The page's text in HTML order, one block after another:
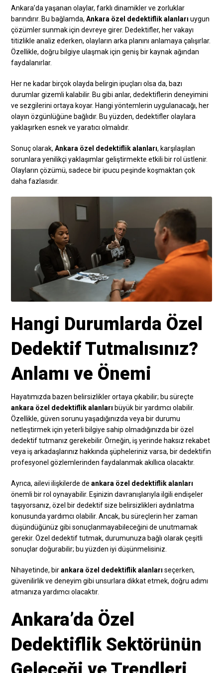
Ankara’da yaşanan olaylar, farklı dinamikler ve zorluklar
barındırır. Bu bağlamda,Ankara özel dedektiflik alanları uygun
çözümler sunmak için devreye girer. Dedektifler, her vakayı
titizlikle analiz ederken, olayların arka planını anlamaya çalışırlar.
Özellikle, doğru bilgiye ulaşmak için geniş bir kaynak ağından
faydalanırlar.
Her ne kadar birçok olayda belirgin ipuçları olsa da, bazı
durumlar gizemli kalabilir. Bu gibi anlar, dedektiflerin deneyimini
ve sezgilerini ortaya koyar. Hangi yöntemlerin uygulanacağı, her
olayın özgünlüğüne bağlıdır. Bu yüzden, dedektifler olaylara
yaklaşırken esnek ve yaratıcı olmalıdır.
Sonuç olarak,Ankara özel dedektiflik alanları, karşılaşılan
sorunlara yenilikçi yaklaşımlar geliştirmekte etkili bir rol üstlenir.
Olayların çözümü, sadece bir ipucu peşinde koşmaktan çok
daha fazlasıdır.
Hangi Durumlarda Özel
Dedektif Tutmalısınız?
Anlamı ve Önemi
Hayatımızda bazen belirsizlikler ortaya çıkabilir; bu süreçte
ankara özel dedektiflik alanları büyük bir yardımcı olabilir.
Özellikle, güven sorunu yaşadığınızda veya bir durumu
netleştirmek için yeterli bilgiye sahip olmadığınızda bir özel
dedektif tutmanız gerekebilir. Örneğin, iş yerinde haksız rekabet
veya iş arkadaşlarınız hakkında şüpheleriniz varsa, bir dedektifin
profesyonel gözlemlerinden faydalanmak akıllıca olacaktır.
Ayrıca, ailevi ilişkilerde deankara özel dedektiflik alanları
önemli bir rol oynayabilir. Eşinizin davranışlarıyla ilgili endişeler
taşıyorsanız, özel bir dedektif size belirsizlikleri aydınlatma
konusunda yardımcı olabilir. Ancak, bu süreçlerin her zaman
düşündüğünüz gibi sonuçlanmayabileceğini de unutmamak
gerekir. Özel dedektif tutmak, durumunuza bağlı olarak çeşitli
sonuçlar doğurabilir; bu yüzden iyi düşünmelisiniz.
Nihayetinde, birankara özel dedektiflik alanları seçerken,
güvenilirlik ve deneyim gibi unsurlara dikkat etmek, doğru adımı
atmanıza yardımcı olacaktır.
Ankara’da Özel
Dedektiflik Sektörünün